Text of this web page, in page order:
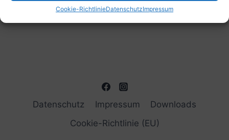
Cookie-RichtlinieDatenschutzImpressum
Datenschutz Impressum
Downloads
Cookie-Richtlinie (EU)